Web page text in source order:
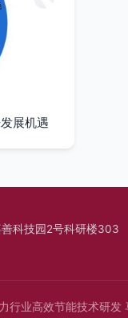
展机遇
科技园2号科研楼303
行业高效节能技术研发